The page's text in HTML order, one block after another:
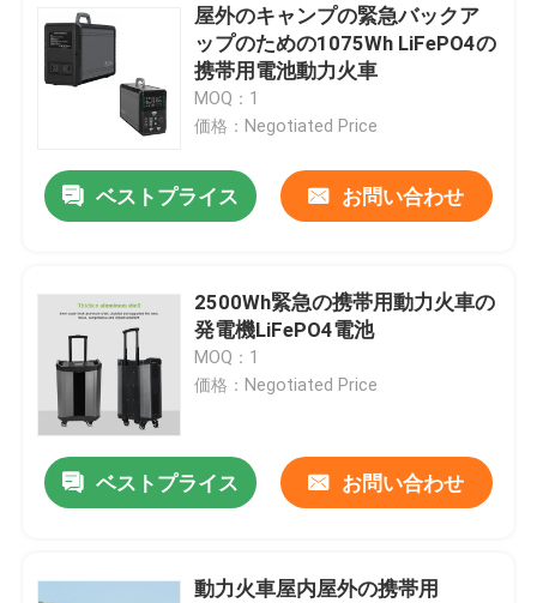
屋外のキャンプの緊急バックア
ップのための1075Wh LiFePO4の
携帯用電池動力火車
MOQ：1
価格：Negotiated Price
ベストプライス お問い合わせ
2500Wh緊急の携帯用動力火車の
発電機LiFePO4電池
MOQ：1
価格：Negotiated Price
ベストプライス お問い合わせ
動力火車屋内屋外の携帯用